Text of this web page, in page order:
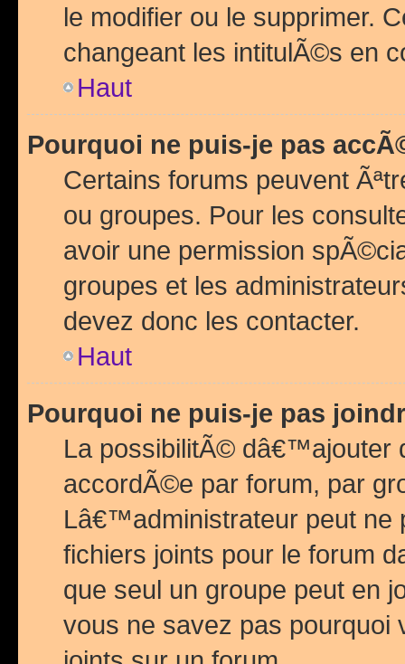
le modifier ou le supprimer.
changeant les intitulÃ©s en
Haut
Pourquoi ne puis-je pas
Certains forums peuvent
ou groupes. Pour les
avoir une permission
groupes et les
devez donc les contacter.
Haut
Pourquoi ne puis-je pas
La possibilitÃ© dâ€™ajouter
accordÃ©e par forum, par
Lâ€™administrateur peut
fichiers joints pour le forum
que seul un groupe peut en
vous ne savez pas pourquoi